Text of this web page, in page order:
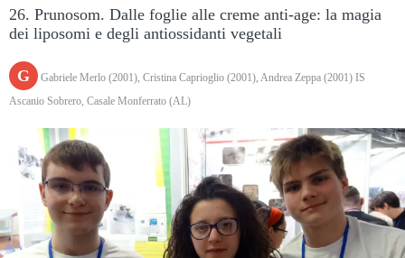
26. Prunosom. Dalle foglie alle creme anti-age: la magia
dei liposomi e degli antiossidanti vegetali
G
Gabriele Merlo (2001), Cristina Caprioglio (2001), Andrea Zeppa (2001) IS
Ascanio Sobrero, Casale Monferrato (AL)